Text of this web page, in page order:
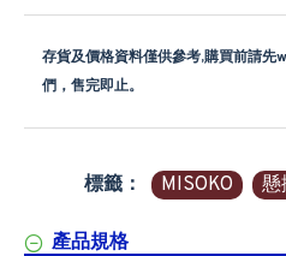
存貨及價格資料僅供參考,購買前請先
們，售完即止。
標籤： MISOKO 懸
產品規格